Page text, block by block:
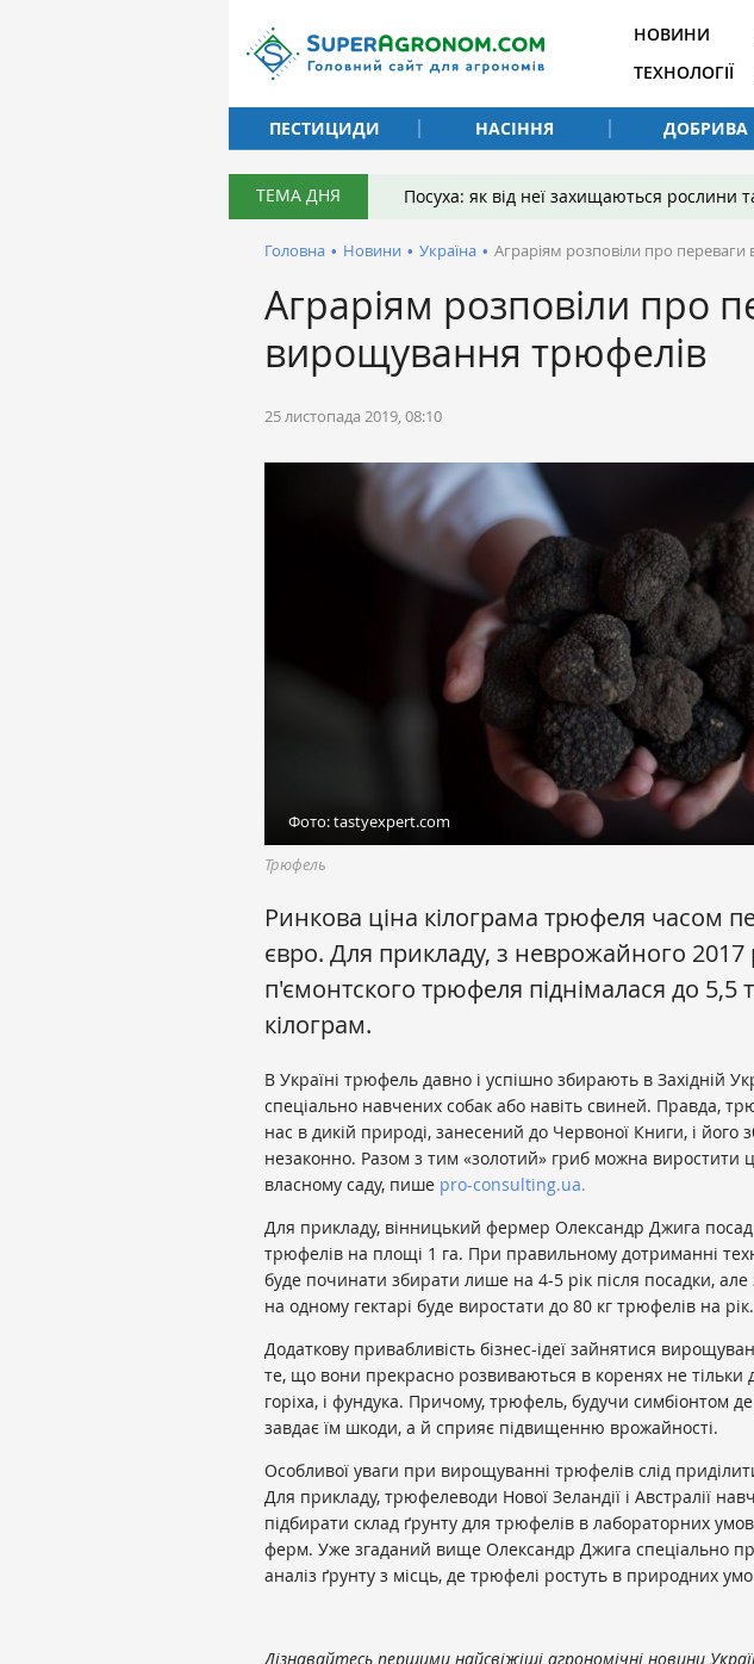
НОВИНИ
ТЕХНОЛОГІЇ
ПЕСТИЦИДИ
НАСІННЯ ДОБРИВА
ТЕМА ДНЯ Посуха: як від неї захищаються рослини
Головна • Новини • Україна • Аграріям розповіли про
Аграріям розповіли про
вирощування трюфелів
25 листопада 2019, 08:10
Фото: tastyexpert.com
Трюфель
Ринкова ціна кілограма трюфеля часом
євро. Для прикладу, з неврожайного 2017
п'ємонтского трюфеля піднімалася до 5,5
кілограм.
В Україні трюфель давно і успішно збирають в Західній
спеціально навчених собак або навіть свиней. Правда,
нас в дикій природі, занесений до Червоної Книги, і його
незаконно. Разом з тим «золотий» гриб можна виростити
власному саду, пише pro-consulting.ua.
Для прикладу, вінницький фермер Олександр Джига
трюфелів на площі 1 га. При правильному дотриманні
буде починати збирати лише на 4-5 рік після посадки,
на одному гектарі буде виростати до 80 кг трюфелів на рік.
Додаткову привабливість бізнес-ідеї зайнятися
те, що вони прекрасно розвиваються в коренях не тільки
горіха, і фундука. Причому, трюфель, будучи симбіонтом
завдає їм шкоди, а й сприяє підвищенню врожайності.
Особливої уваги при вирощуванні трюфелів слід
Для прикладу, трюфелеводи Нової Зеландії і Австралії
підбирати склад ґрунту для трюфелів в лабораторних
ферм. Уже згаданий вище Олександр Джига спеціально
аналіз ґрунту з місць, де трюфелі ростуть в природних
Дізнавайтесь першими найсвіжіші агрономічні новини